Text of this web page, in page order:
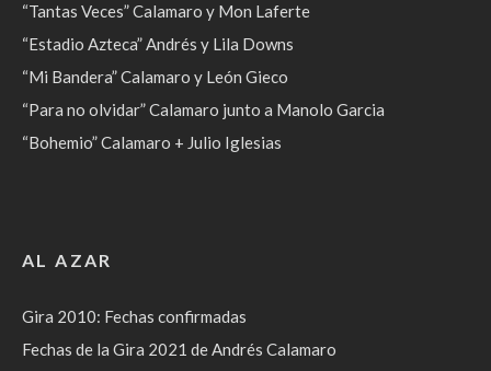
“Tantas Veces” Calamaro y Mon Laferte
“Estadio Azteca” Andrés y Lila Downs
“Mi Bandera” Calamaro y León Gieco
“Para no olvidar” Calamaro junto a Manolo Garcia
“Bohemio” Calamaro + Julio Iglesias
AL AZAR
Gira 2010: Fechas confirmadas
Fechas de la Gira 2021 de Andrés Calamaro